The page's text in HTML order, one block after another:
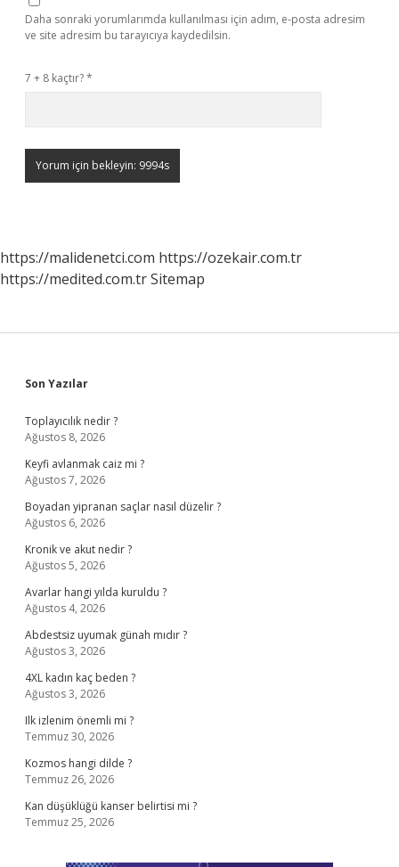
Daha sonraki yorumlarımda kullanılması için adım, e-posta adresim
ve site adresim bu tarayıcıya kaydedilsin.
7 + 8 kaçtır?*
https://malidenetci.com https://ozekair.com.tr
https://medited.com.trSitemap
Sidebar
Son Yazılar
Toplayıcılık nedir ?
Ağustos 8, 2026
Keyfi avlanmak caiz mi ?
Ağustos 7, 2026
Boyadan yipranan saçlar nasıl düzelir ?
Ağustos 6, 2026
Kronik ve akut nedir ?
Ağustos 5, 2026
Avarlar hangi yılda kuruldu ?
Ağustos 4, 2026
Abdestsiz uyumak günah mıdır ?
Ağustos 3, 2026
4XL kadın kaç beden ?
Ağustos 3, 2026
Ilk izlenim önemli mi ?
Temmuz 30, 2026
Kozmos hangi dilde ?
Temmuz 26, 2026
Kan düşüklüğü kanser belirtisi mi ?
Temmuz 25, 2026